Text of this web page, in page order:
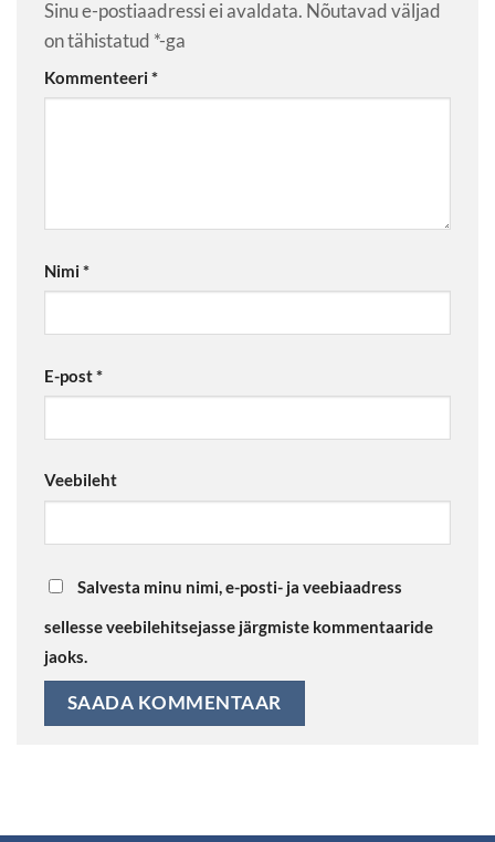
Sinu e-postiaadressi ei avaldata. Nõutavad väljad
on tähistatud *-ga
Kommenteeri*
Nimi*
E-post*
Veebileht
Salvesta minu nimi, e-posti- ja veebiaadress
sellesse veebilehitsejasse järgmiste kommentaaride
jaoks.